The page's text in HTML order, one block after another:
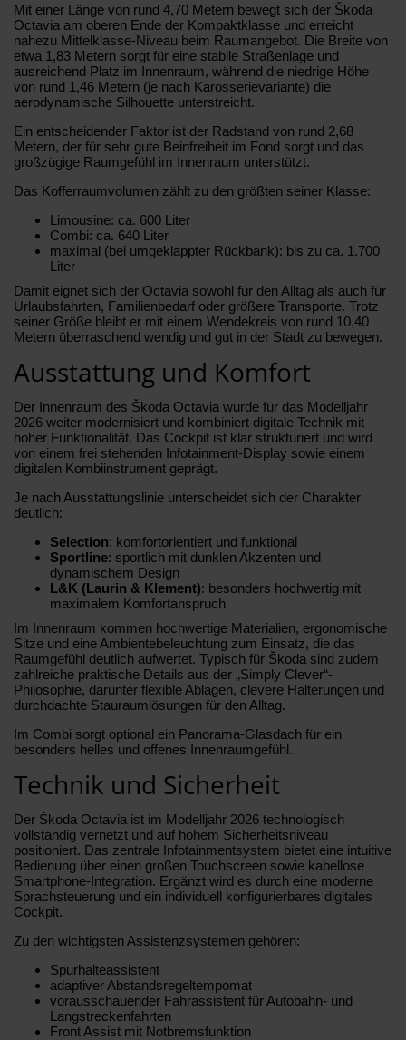
Mit einer Länge von rund 4,70 Metern bewegt sich der Škoda
Octavia am oberen Ende der Kompaktklasse und erreicht
nahezu Mittelklasse-Niveau beim Raumangebot. Die Breite von
etwa 1,83 Metern sorgt für eine stabile Straßenlage und
ausreichend Platz im Innenraum, während die niedrige Höhe
von rund 1,46 Metern (je nach Karosserievariante) die
aerodynamische Silhouette unterstreicht.
Ein entscheidender Faktor ist der Radstand von rund 2,68
Metern, der für sehr gute Beinfreiheit im Fond sorgt und das
großzügige Raumgefühl im Innenraum unterstützt.
Das Kofferraumvolumen zählt zu den größten seiner Klasse:
Limousine: ca. 600 Liter
Combi: ca. 640 Liter
maximal (bei umgeklappter Rückbank): bis zu ca. 1.700
Liter
Damit eignet sich der Octavia sowohl für den Alltag als auch für
Urlaubsfahrten, Familienbedarf oder größere Transporte. Trotz
seiner Größe bleibt er mit einem Wendekreis von rund 10,40
Metern überraschend wendig und gut in der Stadt zu bewegen.
Ausstattung und Komfort
Der Innenraum des Škoda Octavia wurde für das Modelljahr
2026 weiter modernisiert und kombiniert digitale Technik mit
hoher Funktionalität. Das Cockpit ist klar strukturiert und wird
von einem frei stehenden Infotainment-Display sowie einem
digitalen Kombiinstrument geprägt.
Je nach Ausstattungslinie unterscheidet sich der Charakter
deutlich:
Selection: komfortorientiert und funktional
Sportline: sportlich mit dunklen Akzenten und
dynamischem Design
L&K (Laurin & Klement): besonders hochwertig mit
maximalem Komfortanspruch
Im Innenraum kommen hochwertige Materialien, ergonomische
Sitze und eine Ambientebeleuchtung zum Einsatz, die das
Raumgefühl deutlich aufwertet. Typisch für Škoda sind zudem
zahlreiche praktische Details aus der „Simply Clever“-
Philosophie, darunter flexible Ablagen, clevere Halterungen und
durchdachte Stauraumlösungen für den Alltag.
Im Combi sorgt optional ein Panorama-Glasdach für ein
besonders helles und offenes Innenraumgefühl.
Technik und Sicherheit
Der Škoda Octavia ist im Modelljahr 2026 technologisch
vollständig vernetzt und auf hohem Sicherheitsniveau
positioniert. Das zentrale Infotainmentsystem bietet eine intuitive
Bedienung über einen großen Touchscreen sowie kabellose
Smartphone-Integration. Ergänzt wird es durch eine moderne
Sprachsteuerung und ein individuell konfigurierbares digitales
Cockpit.
Zu den wichtigsten Assistenzsystemen gehören:
Spurhalteassistent
adaptiver Abstandsregeltempomat
vorausschauender Fahrassistent für Autobahn- und
Langstreckenfahrten
Front Assist mit Notbremsfunktion